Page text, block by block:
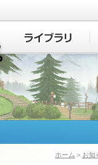
マビノギ
ホーム > お知